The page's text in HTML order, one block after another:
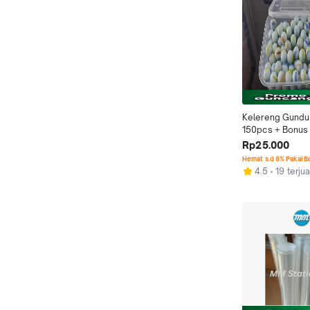
Kelereng
150pcs +
Rp25.000
Hemat s.d 8% Pakai
4.5 19